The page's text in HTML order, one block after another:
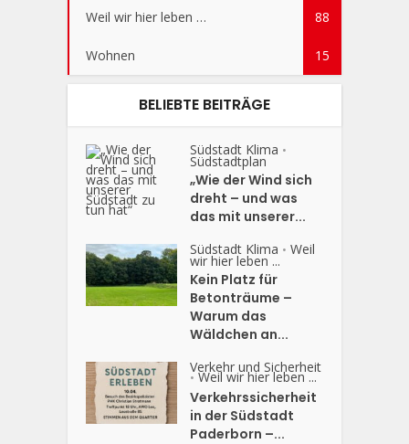
Weil wir hier leben … 88
Wohnen 15
BELIEBTE BEITRÄGE
Südstadt Klima •
Südstadtplan
„Wie der Wind sich
dreht – und was
das mit unserer...
Südstadt Klima • Weil
wir hier leben ...
Kein Platz für
Betonträume –
Warum das
Wäldchen an...
Verkehr und Sicherheit
• Weil wir hier leben ...
Verkehrssicherheit
in der Südstadt
Paderborn –...